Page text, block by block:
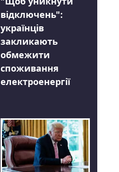
відключень":
українців
закликають
обмежити
споживання
електроенергії